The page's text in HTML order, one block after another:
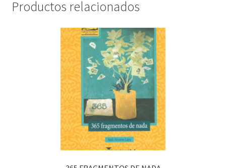
Productos relacionados